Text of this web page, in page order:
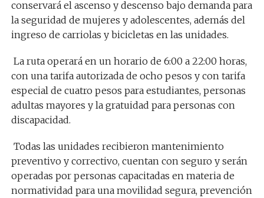
conservará el ascenso y descenso bajo demanda para
la seguridad de mujeres y adolescentes, además del
ingreso de carriolas y bicicletas en las unidades.
La ruta operará en un horario de 6:00 a 22:00 horas,
con una tarifa autorizada de ocho pesos y con tarifa
especial de cuatro pesos para estudiantes, personas
adultas mayores y la gratuidad para personas con
discapacidad.
Todas las unidades recibieron mantenimiento
preventivo y correctivo, cuentan con seguro y serán
operadas por personas capacitadas en materia de
normatividad para una movilidad segura, prevención